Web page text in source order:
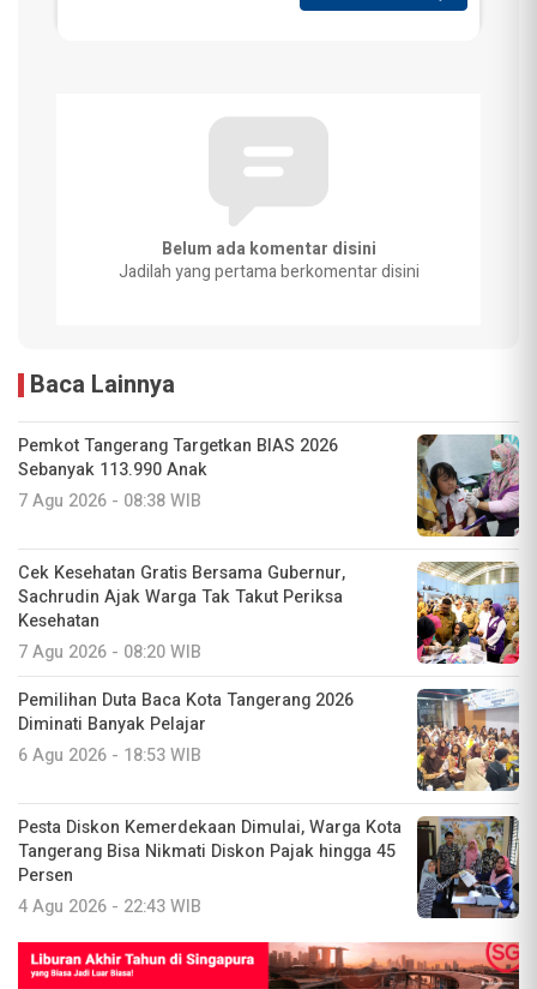
Belum ada komentar disini
Jadilah yang pertama berkomentar disini
Baca Lainnya
Pemkot Tangerang Targetkan BIAS 2026
Sebanyak 113.990 Anak
7 Agu 2026 - 08:38 WIB
Cek Kesehatan Gratis Bersama Gubernur,
Sachrudin Ajak Warga Tak Takut Periksa
Kesehatan
7 Agu 2026 - 08:20 WIB
Pemilihan Duta Baca Kota Tangerang 2026
Diminati Banyak Pelajar
6 Agu 2026 - 18:53 WIB
Pesta Diskon Kemerdekaan Dimulai, Warga Kota
Tangerang Bisa Nikmati Diskon Pajak hingga 45
Persen
4 Agu 2026 - 22:43 WIB